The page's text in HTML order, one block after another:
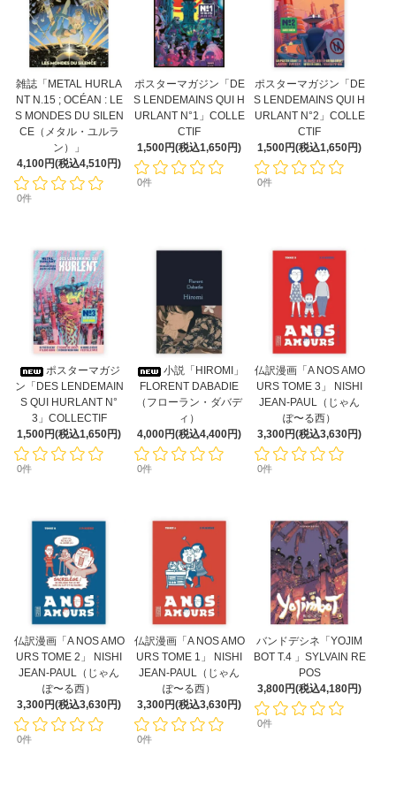
雑誌「METAL HURLA
NT N.15 ; OCÉAN : LE
S MONDES DU SILEN
CE（メタル・ユルラ
ン）」
4,100円(税込4,510円)
0件
ポスターマガジン「DE
S LENDEMAINS QUI H
URLANT N°1」COLLE
CTIF
1,500円(税込1,650円)
0件
ポスターマガジン「DE
S LENDEMAINS QUI H
URLANT N°2」COLLE
CTIF
1,500円(税込1,650円)
0件
ポスターマガジ
ン「DES LENDEMAIN
S QUI HURLANT N°
3」COLLECTIF
1,500円(税込1,650円)
0件
小説「HIROMI」
FLORENT DABADIE
（フローラン・ダバデ
ィ）
4,000円(税込4,400円)
0件
仏訳漫画「A NOS AMO
URS TOME 3」 NISHI
JEAN-PAUL（じゃん
ぽ〜る西）
3,300円(税込3,630円)
0件
仏訳漫画「A NOS AMO
URS TOME 2」 NISHI
JEAN-PAUL（じゃん
ぽ〜る西）
3,300円(税込3,630円)
0件
仏訳漫画「A NOS AMO
URS TOME 1」 NISHI
JEAN-PAUL（じゃん
ぽ〜る西）
3,300円(税込3,630円)
0件
バンドデシネ「YOJIM
BOT T.4 」SYLVAIN RE
POS
3,800円(税込4,180円)
0件